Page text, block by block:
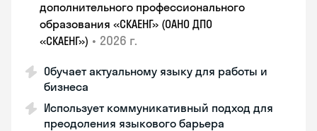
дополнительного профессионального
образования «СКАЕНГ» (ОАНО ДПО
«СКАЕНГ») • 2026 г.
Обучает актуальному языку для работы и
бизнеса
Использует коммуникативный подход для
преодоления языкового барьера